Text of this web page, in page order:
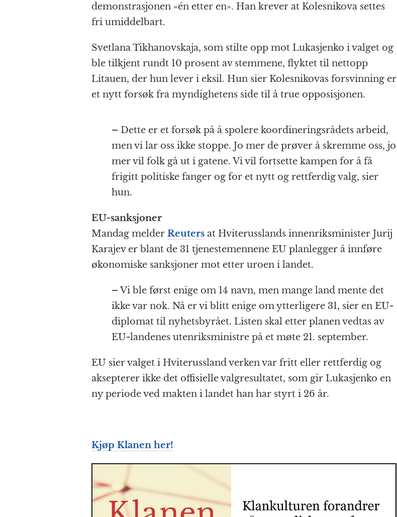
demonstrasjonen «én etter en». Han krever at Kolesnikova settes
fri umiddelbart.
Svetlana Tikhanovskaja, som stilte opp mot Lukasjenko i valget og
ble tilkjent rundt 10 prosent av stemmene, flyktet til nettopp
Litauen, der hun lever i eksil. Hun sier Kolesnikovas forsvinning er
et nytt forsøk fra myndighetens side til å true opposisjonen.
– Dette er et forsøk på å spolere koordineringsrådets arbeid,
men vi lar oss ikke stoppe. Jo mer de prøver å skremme oss, jo
mer vil folk gå ut i gatene. Vi vil fortsette kampen for å få
frigitt politiske fanger og for et nytt og rettferdig valg, sier
hun.
EU-sanksjoner
Mandag melder Reuters at Hviterusslands innenriksminister Jurij
Karajev er blant de 31 tjenestemennene EU planlegger å innføre
økonomiske sanksjoner mot etter uroen i landet.
– Vi ble først enige om 14 navn, men mange land mente det
ikke var nok. Nå er vi blitt enige om ytterligere 31, sier en EU-
diplomat til nyhetsbyrået. Listen skal etter planen vedtas av
EU-landenes utenriksministre på et møte 21. september.
EU sier valget i Hviterussland verken var fritt eller rettferdig og
aksepterer ikke det offisielle valgresultatet, som gir Lukasjenko en
ny periode ved makten i landet han har styrt i 26 år.
Kjøp Klanen her!